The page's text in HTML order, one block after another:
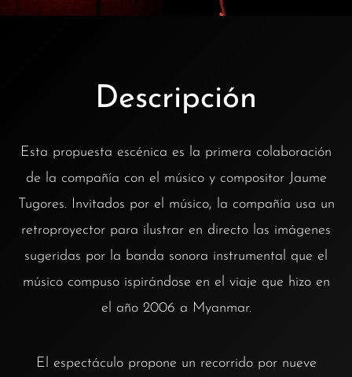
Descripción
Esta propuesta escénica es la primera colaboración
de la compañía con el músico y compositor Jaume
Tugores. Invitados por el músico, la compañía usa un
retroproyector para ilustrar en directo las imágenes
sugeridas por la banda sonora instrumental que el
músico compuso ispirándose en el viaje que hizo en
el año 2006 a Myanmar.
El espectáculo propone un recorrido por nueve